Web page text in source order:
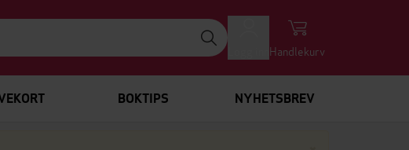
Handlekurv
BOKTIPS NYHETSBREV